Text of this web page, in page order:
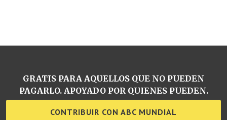
GRATIS PARA AQUELLOS QUE NO PUEDEN
PAGARLO. APOYADO POR QUIENES PUEDEN.
CONTRIBUIR CON ABC MUNDIAL